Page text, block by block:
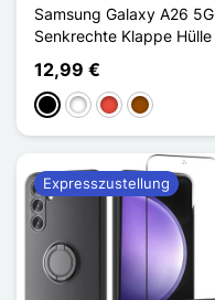
Samsung Galaxy A26 5G
Senkrechte Klappe Hülle
12,99 €
Schwarz
WeißRot Braun
Expresszustellung